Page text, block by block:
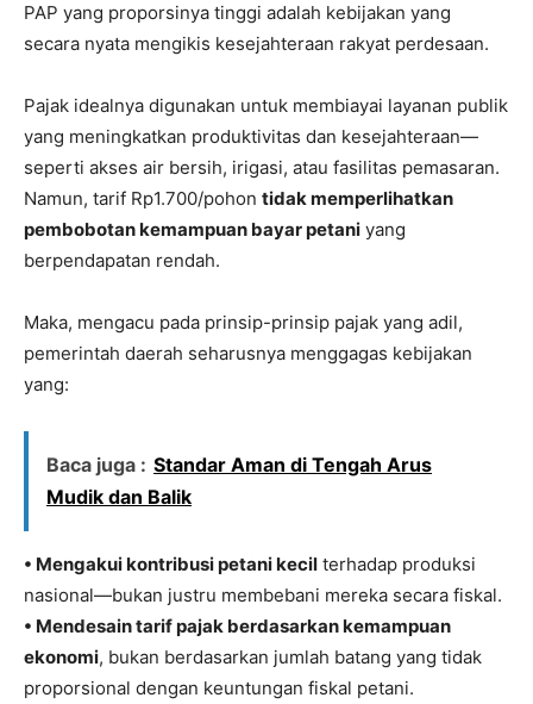
PAP yang proporsinya tinggi adalah kebijakan yang
secara nyata mengikis kesejahteraan rakyat perdesaan.
Pajak idealnya digunakan untuk membiayai layanan publik
yang meningkatkan produktivitas dan kesejahteraan—
seperti akses air bersih, irigasi, atau fasilitas pemasaran.
Namun, tarif Rp1.700/pohon tidak memperlihatkan
pembobotan kemampuan bayar petani yang
berpendapatan rendah.
Maka, mengacu pada prinsip-prinsip pajak yang adil,
pemerintah daerah seharusnya menggagas kebijakan
yang:
Baca juga : Standar Aman di Tengah Arus
Mudik dan Balik
• Mengakui kontribusi petani kecil terhadap produksi
nasional—bukan justru membebani mereka secara fiskal.
• Mendesain tarif pajak berdasarkan kemampuan
ekonomi, bukan berdasarkan jumlah batang yang tidak
proporsional dengan keuntungan fiskal petani.